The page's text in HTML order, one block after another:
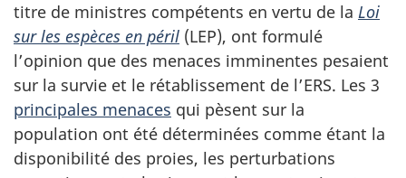
titre de ministres compétents en vertu de la Loi
sur les espèces en péril (LEP), ont formulé
l’opinion que des menaces imminentes pesaient
sur la survie et le rétablissement de l’ERS. Les 3
principales menaces qui pèsent sur la
population ont été déterminées comme étant la
disponibilité des proies, les perturbations